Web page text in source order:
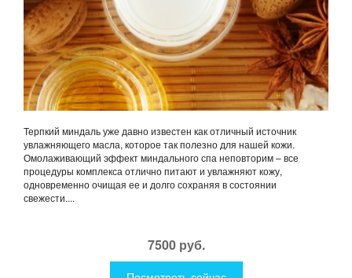
Терпкий миндаль уже давно известен как отличный источник
увлажняющего масла, которое так полезно для нашей кожи.
Омолаживающий эффект миндального спа неповторим – все
процедуры комплекса отлично питают и увлажняют кожу,
одновременно очищая ее и долго сохраняя в состоянии
свежести....
7500 руб.